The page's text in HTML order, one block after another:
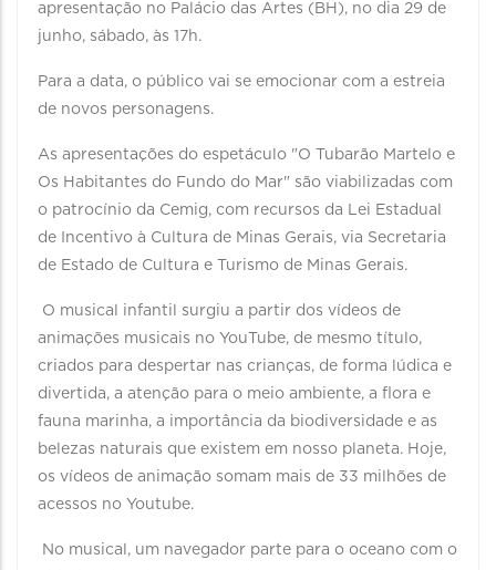
apresentação no Palácio das Artes (BH), no dia 29 de
junho, sábado, às 17h.
Para a data, o público vai se emocionar com a estreia
de novos personagens.
As apresentações do espetáculo "O Tubarão Martelo e
Os Habitantes do Fundo do Mar" são viabilizadas com
o patrocínio da Cemig, com recursos da Lei Estadual
de Incentivo à Cultura de Minas Gerais, via Secretaria
de Estado de Cultura e Turismo de Minas Gerais.
O musical infantil surgiu a partir dos vídeos de
animações musicais no YouTube, de mesmo título,
criados para despertar nas crianças, de forma lúdica e
divertida, a atenção para o meio ambiente, a flora e
fauna marinha, a importância da biodiversidade e as
belezas naturais que existem em nosso planeta. Hoje,
os vídeos de animação somam mais de 33 milhões de
acessos no Youtube.
No musical, um navegador parte para o oceano com o